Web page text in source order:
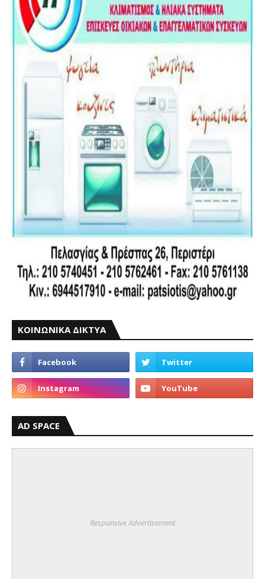
ΚΟΙΝΩΝΙΚΑ ΔΙΚΤΥΑ
AD SPACE
Responsive Advertisement